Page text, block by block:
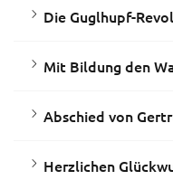
Die Guglhupf-
Mit Bildung den
Abschied von
Herzlichen